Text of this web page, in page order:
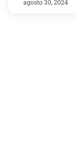
agosto 30, 2024